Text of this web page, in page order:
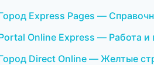
Express Pages —
Online Express — Работа и
Direct Online — Желтые